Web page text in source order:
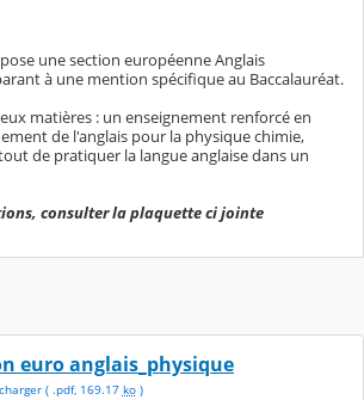
une section européenne Anglais
à une mention spécifique au Baccalauréat.
matières : un enseignement renforcé en
de l'anglais pour la physique chimie,
de pratiquer la langue anglaise dans un
consulter la plaquette ci jointe
euro anglais_physique
( .pdf, 169.17 ko)